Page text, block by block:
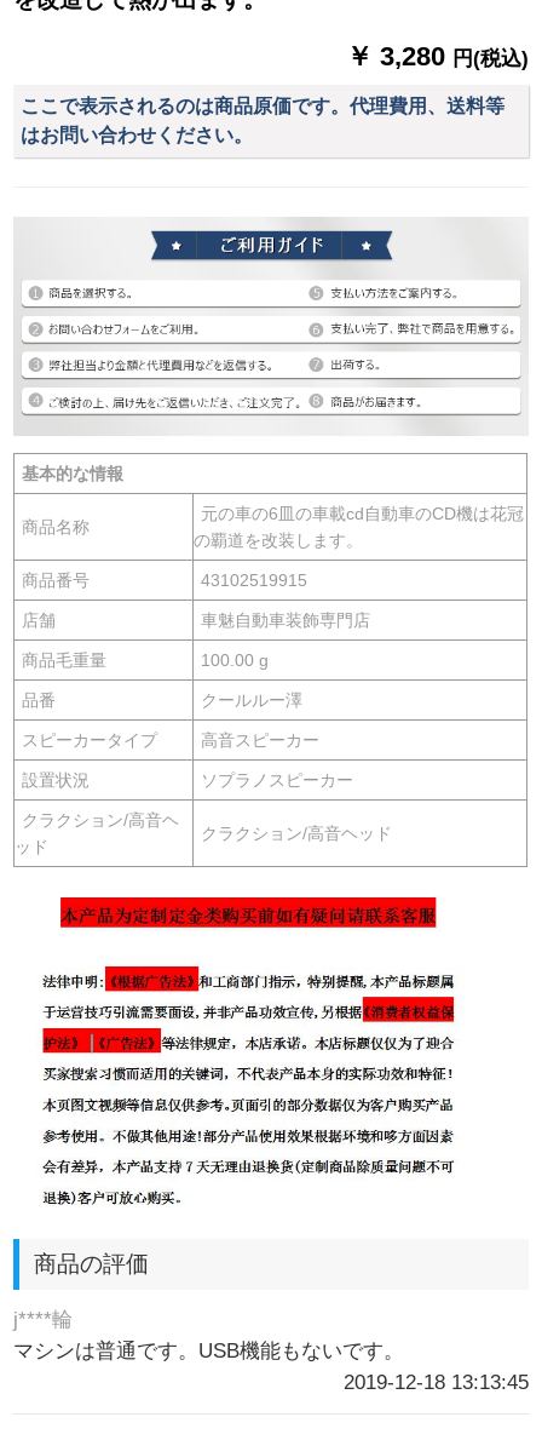
￥ 3,280 円(税込)
ここで表示されるのは商品原価です。代理費用、送料等
はお問い合わせください。
基本的な情報
商品名称
元の車の6皿の車載cd自動車のCD機は花冠
の覇道を改装します。
商品番号 43102519915
店舗 車魅自動車装飾専門店
商品毛重量 100.00 g
品番 クールルー澤
スピーカータイプ 高音スピーカー
設置状況 ソプラノスピーカー
クラクション/高音ヘ
ッド
クラクション/高音ヘッド
商品の評価
j****輪
マシンは普通です。USB機能もないです。
2019-12-18 13:13:45